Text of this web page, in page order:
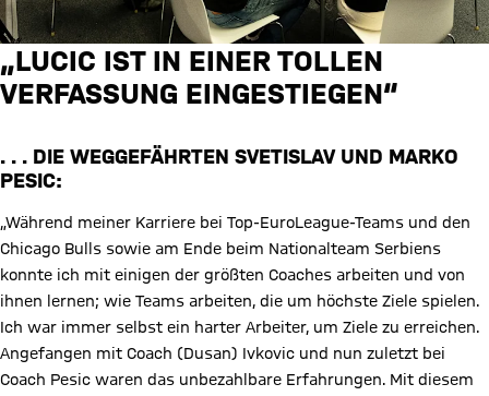
„LUCIC IST IN EINER TOLLEN
VERFASSUNG EINGESTIEGEN“
. . . DIE WEGGEFÄHRTEN SVETISLAV UND MARKO
PESIC:
„Während meiner Karriere bei Top-EuroLeague-Teams und den
Chicago Bulls sowie am Ende beim Nationalteam Serbiens
konnte ich mit einigen der größten Coaches arbeiten und von
ihnen lernen; wie Teams arbeiten, die um höchste Ziele spielen.
Ich war immer selbst ein harter Arbeiter, um Ziele zu erreichen.
Angefangen mit Coach (Dusan) Ivkovic und nun zuletzt bei
Coach Pesic waren das unbezahlbare Erfahrungen. Mit diesem